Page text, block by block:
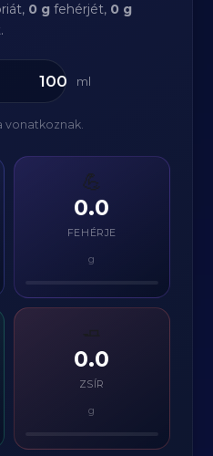
0 g fehérjét, 0 g
ml
vonatkoznak.
💪
0.0
FEHÉRJE
g
0.0
ZSÍR
g